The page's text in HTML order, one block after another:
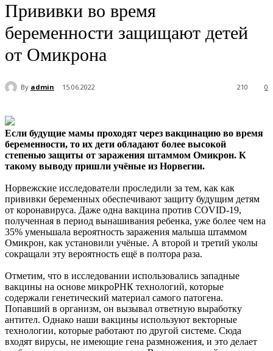
Прививки во время
беременности защищают детей
от Омикрона
By admin 15.06.2022 0
210
Если будущие мамы проходят через вакцинацию во время
беременности, то их дети обладают более высокой
степенью защиты от заражения штаммом Омикрон. К
такому выводу пришли учёные из Норвегии.
Норвежские исследователи проследили за тем, как как
прививки беременных обеспечивают защиту будущим детям
от коронавируса. Даже одна вакцина против COVID-19,
полученная в период вынашивания ребенка, уже более чем на
35% уменьшала вероятность заражения малыша штаммом
Омикрон, как установили учёные. А второй и третий уколы
сокращали эту вероятность ещё в полтора раза.
Отметим, что в исследовании использовались западные
вакцины на основе микроРНК технологий, которые
содержали генетический материал самого патогена.
Попавший в организм, он вызывал ответную выработку
антител. Однако наши вакцины используют векторные
технологии, которые работают по другой системе. Сюда
входят вирусы, не имеющие гена размножения, и это делает